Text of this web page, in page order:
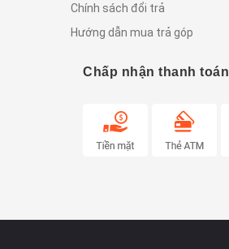
Chính sách đổi trả
Hướng dẫn mua trả góp
Chấp nhận thanh toán